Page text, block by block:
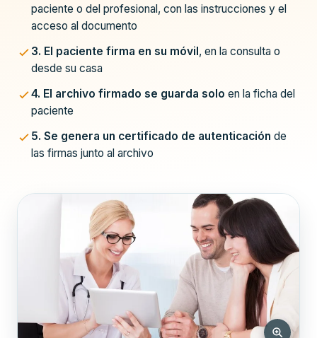
paciente o del profesional, con las instrucciones y el
acceso al documento
3. El paciente firma en su móvil , en la consulta o
desde su casa
4. El archivo firmado se guarda solo en la ficha del
paciente
5. Se genera un certificado de autenticación de
las firmas junto al archivo